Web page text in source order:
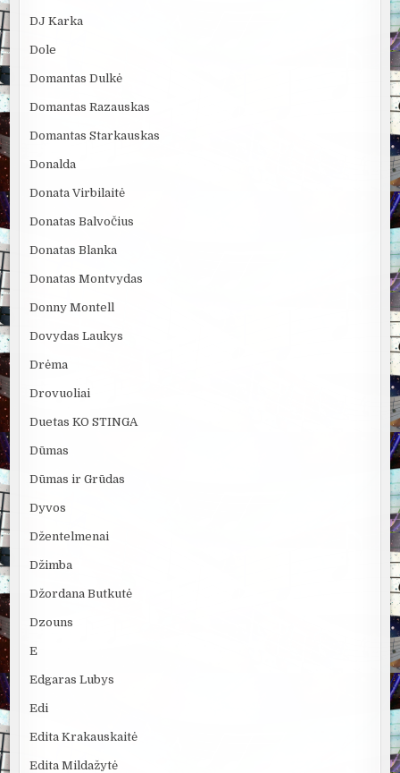
DJ Karka
Dole
Domantas Dulkė
Domantas Razauskas
Domantas Starkauskas
Donalda
Donata Virbilaitė
Donatas Balvočius
Donatas Blanka
Donatas Montvydas
Donny Montell
Dovydas Laukys
Drėma
Drovuoliai
Duetas KO STINGA
Dūmas
Dūmas ir Grūdas
Dyvos
Džentelmenai
Džimba
Džordana Butkutė
Dzouns
E
Edgaras Lubys
Edi
Edita Krakauskaitė
Edita Mildažytė